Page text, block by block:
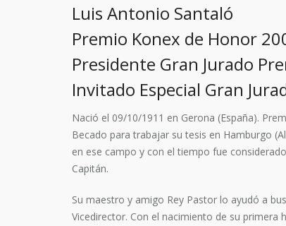
Luis Antonio Santaló
Premio Konex de Honor
Presidente Gran Jurado
Invitado Especial Gran
Nació el 09/10/1911 en Gerona (España).
Becado para trabajar su tesis en Hamburgo
en ese campo y con el tiempo fue
Capitán.
Su maestro y amigo Rey Pastor lo ayudó a
Vicedirector. Con el nacimiento de su primera